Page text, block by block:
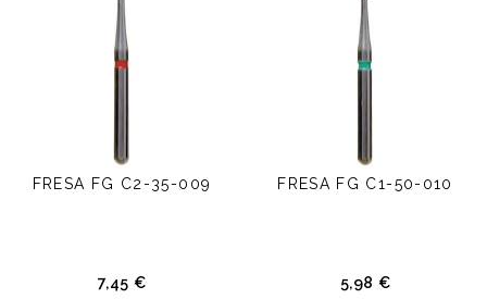
FRESA FG C2-35-009
7,45 €Precio
FRESA FG C1-50-010
5,98 €Precio